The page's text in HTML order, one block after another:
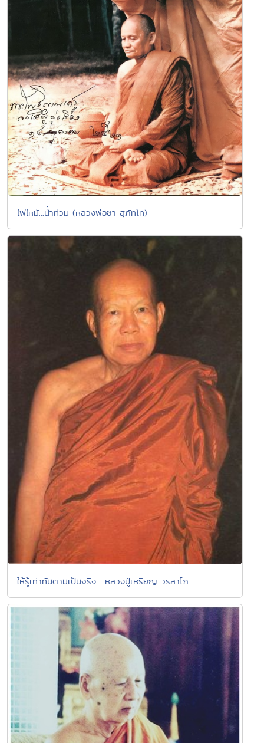
ไฟไหม้...น้ำท่วม (หลวงพ่อชา สุภัทโท)
ให้รู้เท่าทันตามเป็นจริง : หลวงปู่เหรียญ วรลาโภ